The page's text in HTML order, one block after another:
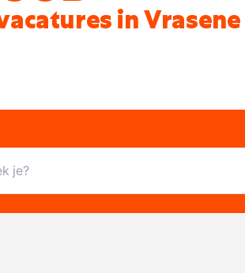
in Vrasene